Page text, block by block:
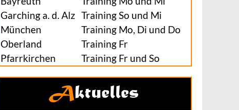
Garching a. d. Alz Training So und Mi
München
Training Mo, Di und Do
Oberland
Training Fr
Pfarrkirchen
Training Fr und So
Aktuelles